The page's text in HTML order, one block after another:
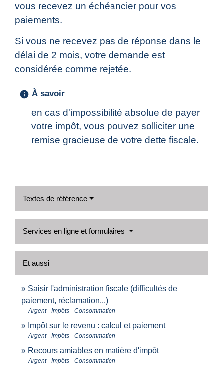
vous recevez un échéancier pour vos
paiements.
Si vous ne recevez pas de réponse dans le
délai de 2 mois, votre demande est
considérée comme rejetée.
info À savoir
en cas d'impossibilité absolue de payer
votre impôt, vous pouvez solliciter une
remise gracieuse de votre dette fiscale.
Textes de référence
Services en ligne et formulaires
Et aussi
Saisir l'administration fiscale (difficultés de
paiement, réclamation...)
Argent - Impôts - Consommation
Impôt sur le revenu : calcul et paiement
Argent - Impôts - Consommation
Recours amiables en matière d'impôt
Argent - Impôts - Consommation